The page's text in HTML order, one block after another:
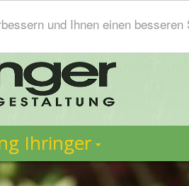
und Ihnen einen
Ihringer